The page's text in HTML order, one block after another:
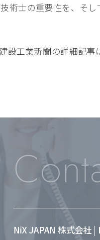
術士の重要性を、そ
設工業新聞の詳細記事
NiX JAPAN 株式会社